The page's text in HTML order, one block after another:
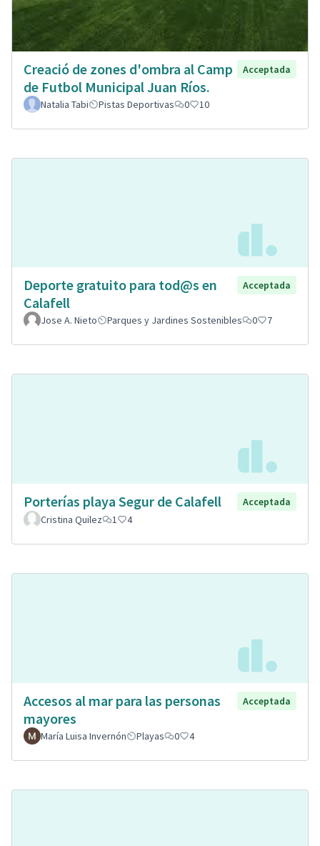
Creació de zones d'ombra al Camp
de Futbol Municipal Juan Ríos.
Acceptada
Natalia Tabi Pistas Deportivas 0 10
Deporte gratuito para tod@s en
Calafell
Acceptada
Jose A. Nieto Parques y Jardines Sostenibles 0 7
Porterías playa Segur de Calafell
Acceptada
Cristina Quilez
1 4
Accesos al mar para las personas
mayores
Acceptada
María Luisa Invernón Playas 0 4